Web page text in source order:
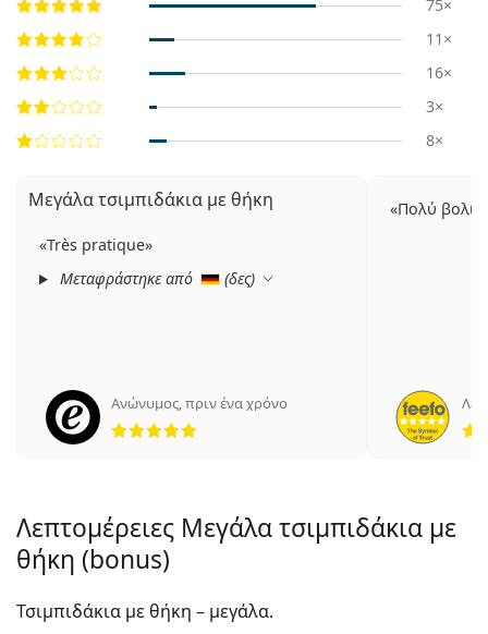
75×
11×
16×
3×
8×
Μεγάλα τσιμπιδάκια με θήκη
Très pratique
Μεταφράστηκε από
(δες)
Ανώνυμος,πριν ένα χρόνο
5 αξιολογήσεις από 5
Πολύ
Λεπτομέρειες Μεγάλα τσιμπιδάκια με
θήκη (bonus)
Τσιμπιδάκια με θήκη – μεγάλα.